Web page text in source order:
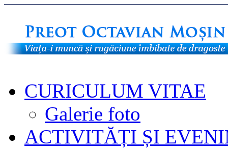
CURICULUM VITAE
Galerie foto
ACTIVITĂȚI ȘI